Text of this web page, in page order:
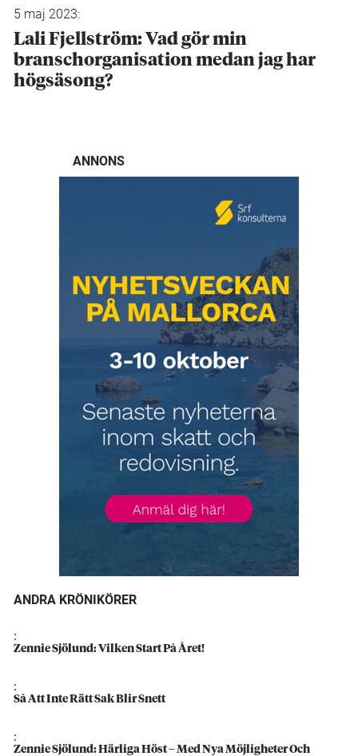
5 maj 2023:
Lali Fjellström: Vad gör min
branschorganisation medan jag har
högsäsong?
ANNONS
ANDRA KRÖNIKÖRER
:
Zennie Sjölund: Vilken Start På Året!
:
Så Att Inte Rätt Sak Blir Snett
:
Zennie Sjölund: Härliga Höst – Med Nya Möjligheter Och